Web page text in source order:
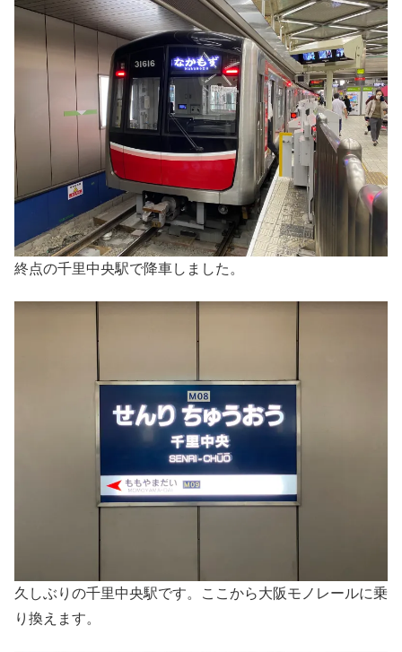
終点の千里中央駅で降車しました。
久しぶりの千里中央駅です。ここから大阪モノレールに乗
り換えます。